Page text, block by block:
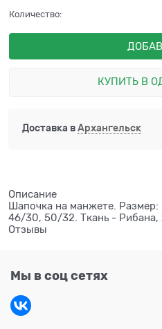
Количество:
КУПИТЬ В
Доставка вАрхангельск
Описание
Шапочка на манжете.
46/30, 50/32. Ткань - Рибана,
Отзывы
Мы в соц сетях